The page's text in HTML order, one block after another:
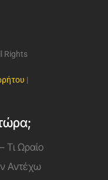
Rights
|
Τι Ωραίο
Αντέχω